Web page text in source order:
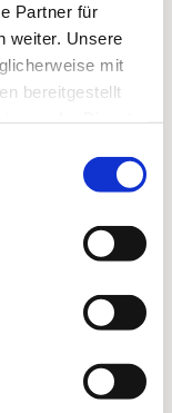
Partner für
weiter. Unsere
mit
bereitgestellt